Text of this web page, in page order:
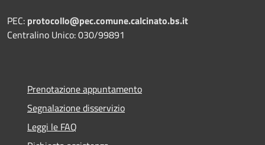
PEC: protocollo@pec.comune.calcinato.bs.it
Centralino Unico: 030/99891
Prenotazione appuntamento
Segnalazione disservizio
Leggi le FAQ